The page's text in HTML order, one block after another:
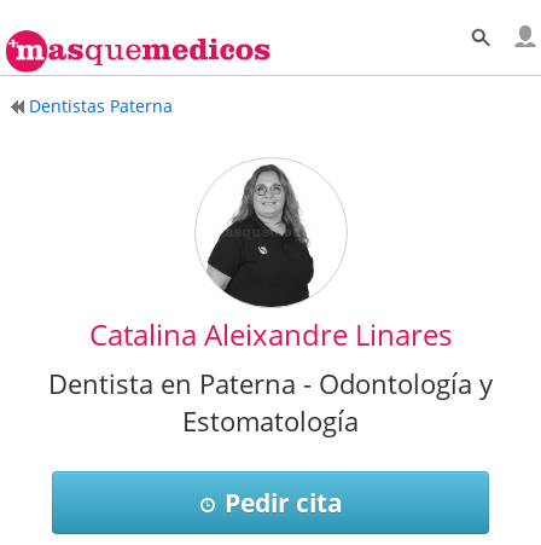
Dentistas Paterna
Catalina Aleixandre Linares
Dentista en Paterna - Odontología y
Estomatología
Pedir cita